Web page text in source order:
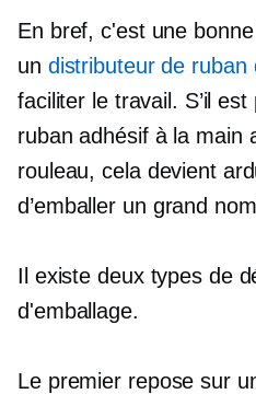
En bref, c'est une
un distributeur de ruban
faciliter le travail. S’il
ruban adhésif à la main
rouleau, cela devient
d’emballer un grand
Il existe deux types de
d'emballage.
Le premier repose sur